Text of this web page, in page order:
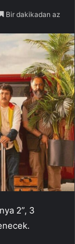
Bir dakikadan az
2”, 3